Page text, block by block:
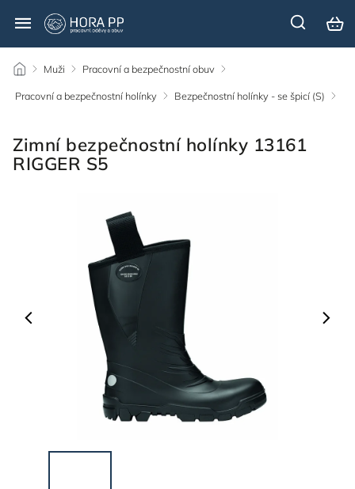
/ Muži / Pracovní a bezpečnostní obuv /
Pracovní a bezpečnostní holínky / Bezpečnostní holínky - se špicí (S) /
Zimní bezpečnostní holínky 13161
RIGGER S5